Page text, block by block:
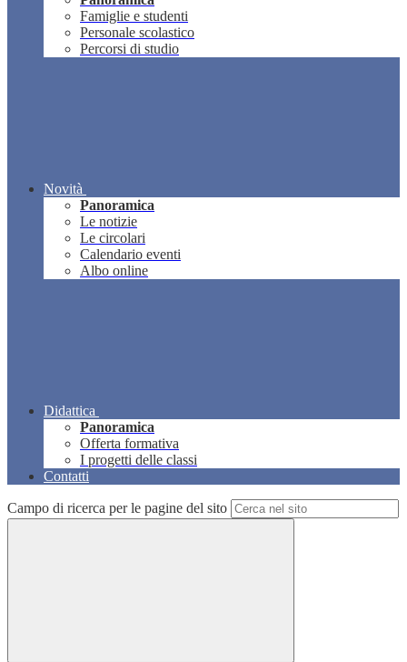
Famiglie e studenti
Personale scolastico
Percorsi di studio
Novità
Panoramica
Le notizie
Le circolari
Calendario eventi
Albo online
Didattica
Panoramica
Offerta formativa
I progetti delle classi
Contatti
Campo di ricerca per le pagine del sito